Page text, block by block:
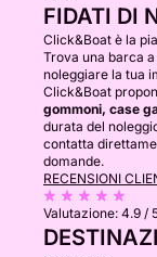
FIDATI DI
Click&Boat è la
Trova una barca
noleggiare la tua
Click&Boat
gommoni, case
durata del
contatta
domande.
RECENSIONI
Valutazione: 4.9 /